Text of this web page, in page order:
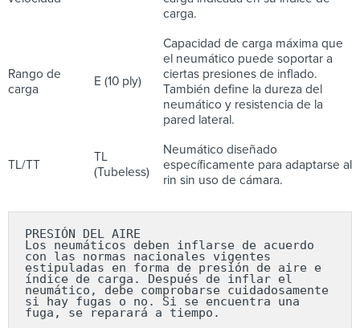
carga.
Rango de
carga
E (10 ply)
Capacidad de carga máxima que
el neumático puede soportar a
ciertas presiones de inflado.
También define la dureza del
neumático y resistencia de la
pared lateral.
TL/TT
TL
(Tubeless)
Neumático diseñado
específicamente para adaptarse al
rin sin uso de cámara.
PRESIÓN DEL AIRE
Los neumáticos deben inflarse de acuerdo
con las normas nacionales vigentes
estipuladas en forma de presión de aire e
índice de carga. Después de inflar el
neumático, debe comprobarse cuidadosamente
si hay fugas o no. Si se encuentra una
fuga, se reparará a tiempo.